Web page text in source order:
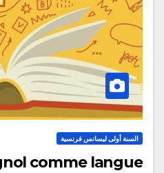
السنة أولى ليسانس فرنسية
comme langue